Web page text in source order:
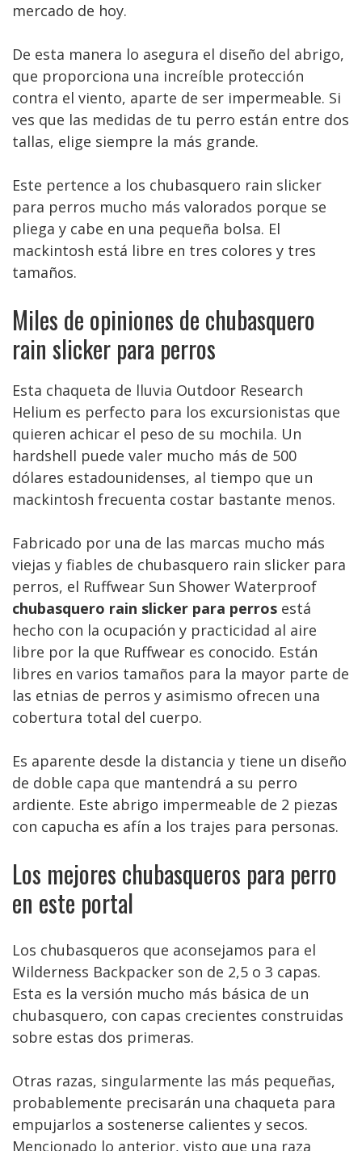
mercado de hoy.
De esta manera lo asegura el diseño del abrigo,
que proporciona una increíble protección
contra el viento, aparte de ser impermeable. Si
ves que las medidas de tu perro están entre dos
tallas, elige siempre la más grande.
Este pertence a los chubasquero rain slicker
para perros mucho más valorados porque se
pliega y cabe en una pequeña bolsa. El
mackintosh está libre en tres colores y tres
tamaños.
Miles de opiniones de chubasquero
rain slicker para perros
Esta chaqueta de lluvia Outdoor Research
Helium es perfecto para los excursionistas que
quieren achicar el peso de su mochila. Un
hardshell puede valer mucho más de 500
dólares estadounidenses, al tiempo que un
mackintosh frecuenta costar bastante menos.
Fabricado por una de las marcas mucho más
viejas y fiables de chubasquero rain slicker para
perros, el Ruffwear Sun Shower Waterproof
chubasquero rain slicker para perros está
hecho con la ocupación y practicidad al aire
libre por la que Ruffwear es conocido. Están
libres en varios tamaños para la mayor parte de
las etnias de perros y asimismo ofrecen una
cobertura total del cuerpo.
Es aparente desde la distancia y tiene un diseño
de doble capa que mantendrá a su perro
ardiente. Este abrigo impermeable de 2 piezas
con capucha es afín a los trajes para personas.
Los mejores chubasqueros para perro
en este portal
Los chubasqueros que aconsejamos para el
Wilderness Backpacker son de 2,5 o 3 capas.
Esta es la versión mucho más básica de un
chubasquero, con capas crecientes construidas
sobre estas dos primeras.
Otras razas, singularmente las más pequeñas,
probablemente precisarán una chaqueta para
empujarlos a sostenerse calientes y secos.
Mencionado lo anterior, visto que una raza